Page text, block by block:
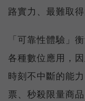
路實力、最難取得
「可靠性體驗」
各種數位應用，
時刻不中斷的能
票、秒殺限量商